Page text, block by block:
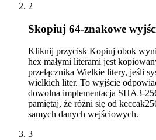
2
Skopiuj 64-znakowe
Kliknij przycisk Kopiuj obok
hex małymi literami jest
przełącznika Wielkie litery, jeśli
wielkich liter. To wyjście
dowolna implementacja SHA3-
pamiętaj, że różni się od
samych danych wejściowych.
3